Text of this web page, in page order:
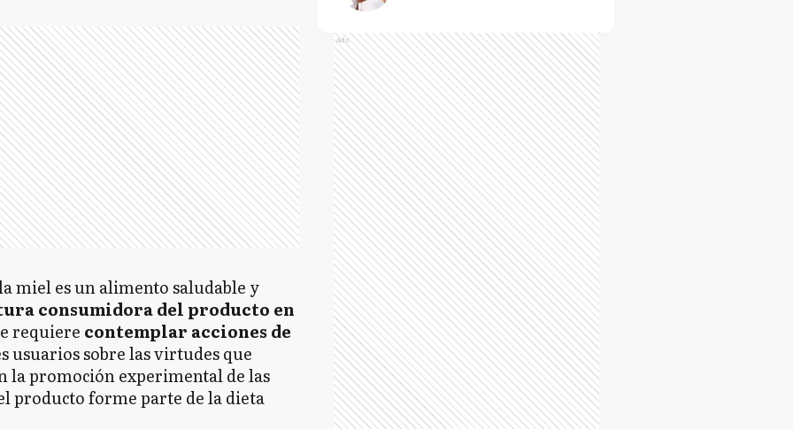
miel es un alimento saludable y
consumidora del producto en
requiere contemplar acciones de
usuarios sobre las virtudes que
la promoción experimental de las
producto forme parte de la dieta
Ads